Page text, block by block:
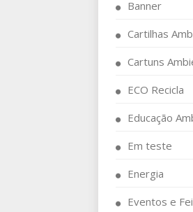
Banner
Cartilhas
Cartuns
ECO Recicla
Educação
Em teste
Energia
Eventos e